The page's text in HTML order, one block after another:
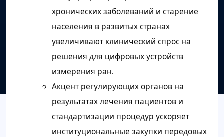
хронических заболеваний и старение
населения в развитых странах
увеличивают клинический спрос на
решения для цифровых устройств
измерения ран.
Акцент регулирующих органов на
результатах лечения пациентов и
стандартизации процедур ускоряет
институциональные закупки передовых